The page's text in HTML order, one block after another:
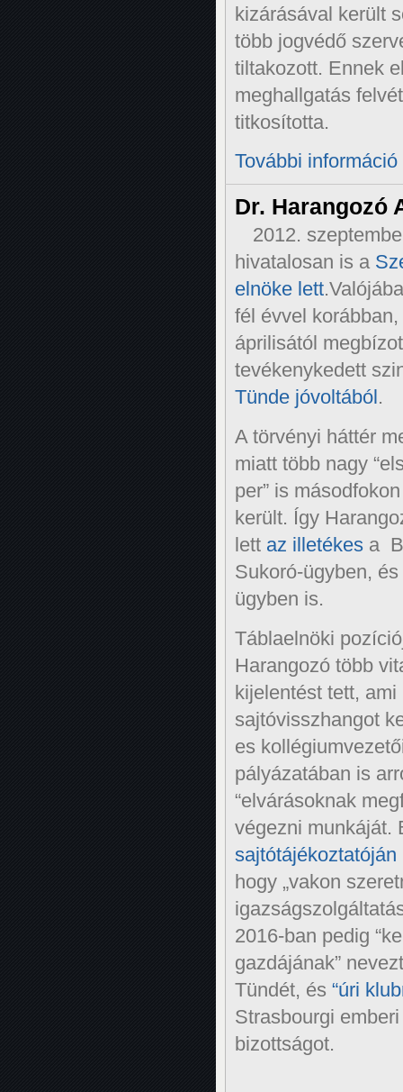
kizárásával került
több jogvédő
tiltakozott. Ennek
meghallgatás
titkosította.
További információ
Dr. Harangozó
2012.
hivatalosan is a
elnöke lett
fél évvel
áprilisától
tevékenykedett
Tünde jóvoltából .
A törvényi háttér
miatt több nagy
per” is
került. Így
lett az illetékes a
Sukoró-ügyben,
ügyben is.
Táblaelnöki
Harangozó több
kijelentést tett, ami
sajtóvisszhangot
es
pályázatában is
“elvárásoknak
végezni munkáját.
sajtótájékoztatóján
hogy „vakon
2016-ban pedig
gazdájának”
Tündét, és “úri
Strasbourgi
bizottságot.